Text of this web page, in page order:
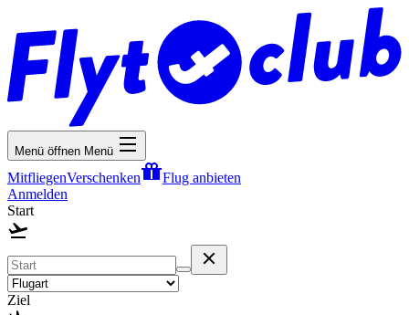
Menü öffnen Menü
MitfliegenVerschenken
Flug anbieten
Anmelden
Start
Ziel